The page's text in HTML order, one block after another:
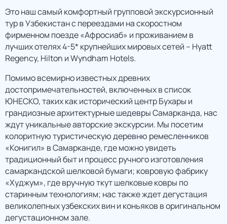
Это наш самый комфортный групповой экскурсионный
тур в Узбекистан с переездами на скоростном
фирменном поезде «Афросиаб» и проживанием в
лучших отелях 4-5* крупнейших мировых сетей – Hyatt
Regency, Hilton и Wyndham Hotels.
Помимо всемирно известных древних
достопримечательностей, включенных в список
ЮНЕСКО, таких как исторический центр Бухары и
грандиозные архитектурные шедевры Самарканда, нас
ждут уникальные авторские экскурсии. Мы посетим
колоритную туристическую деревню ремесленников
«Конигил» в Самарканде, где можно увидеть
традиционный быт и процесс ручного изготовления
самаркандской шелковой бумаги; ковровую фабрику
«Худжум», где вручную ткут шелковые ковры по
старинным технологиям; нас также ждет дегустация
великолепных узбекских вин и коньяков в оригинальном
дегустационном зале.